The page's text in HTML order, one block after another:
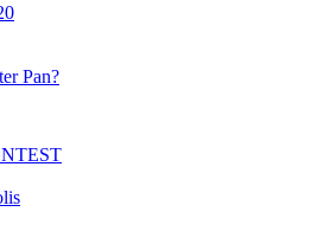
Pan?